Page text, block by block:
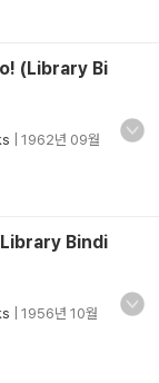
(Library Bi
1962년 09월
Bindi
1956년 10월